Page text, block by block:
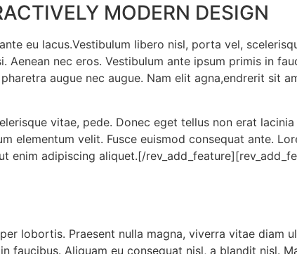
MODERN DESIGN
eu lacus.Vestibulum libero nisl, porta vel,
Aenean nec eros. Vestibulum ante ipsum primis in
augue nec augue. Nam elit agna,endrerit sit
vitae, pede. Donec eget tellus non erat
elementum velit. Fusce euismod consequat ante.
enim adipiscing aliquet.[/
lobortis. Praesent nulla magna, viverra vitae diam
faucibus. Aliquam eu consequat nisl, a blandit nisl.